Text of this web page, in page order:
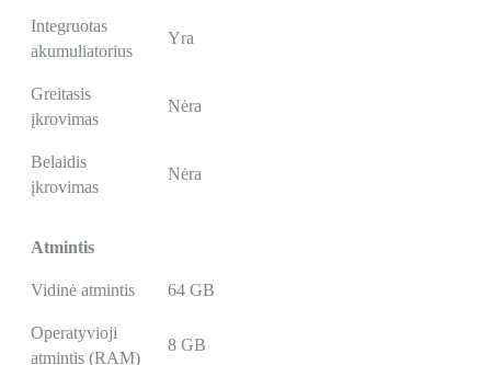
Integruotas
akumuliatorius
Yra
Greitasis
įkrovimas
Nėra
Belaidis
įkrovimas
Nėra
Atmintis
Vidinė atmintis 64 GB
Operatyvioji
atmintis (RAM)
8 GB